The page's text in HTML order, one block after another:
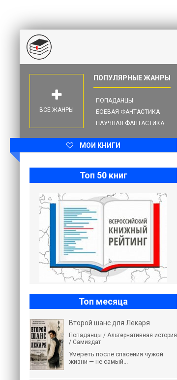
ПОПАДАНЦЫ
БОЕВАЯ ФАНТАСТИКА
НАУЧНАЯ ФАНТАСТИКА
ВСЕ ЖАНРЫ
МОИ КНИГИ
Топ 50 книг
Топ месяца
Второй шанс для Лекаря
Попаданцы / Альтернативная история
/ Самиздат
Умереть после спасения чужой
жизни — не самый...